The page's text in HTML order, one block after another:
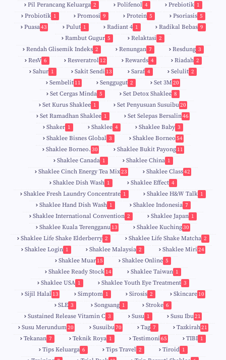
Pil Perancang Keluarga 2 Polifenol 4 Prebiotik 1
Probiotik 1 Promosi 9 Protein 5 Psoriasis 5
Puasa43 Pulut 1 Radiant 4 1 Radikal Bebas 9
Rambut Gugur 5 Relaktasi 2
Rendah Glisemik Indeks 2 Renungan 7 Resdung 3
ResV 6 Resveratrol 12 Rewards 4 Riadah 2
Sahur 1 Sakit Sendi 13 Saraf 4 Selulit 2
Sembelit 11 Senggugut 2 Set 3M20
Set Cergas Minda 5 Set Detox Shaklee 8
Set Kurus Shaklee 1 Set Penyusuan Susuibu20
Set Ramadhan Shaklee 1 Set Selepas Bersalin46
Shaker 1 Shaklee 4 Shaklee Baby 3
Shaklee Bisnes Global 3 Shaklee Borneo 54
Shaklee Borneo. 30 Shaklee Bukit Payong 11
Shaklee Canada 1 Shaklee China 1
Shaklee Cinch Energy Tea Mix23 Shaklee Class42
Shaklee Dish Wash 1 Shaklee Effect 4
Shaklee Fresh Laundry Concentrate 1 Shaklee H&W Talk 1
Shaklee Hand Dish Wash 1 Shaklee Indonesia 7
Shaklee International Convention 2 Shaklee Japan 1
Shaklee Kuala Terengganu 13
Shaklee Kuching30
Shaklee Life Shake Elderberry 2 Shaklee Life Shake Matcha 2
Shaklee Login 1 Shaklee Malaysia 2 Shaklee Miri 24
Shaklee Muar 15
8
Shaklee Online 5
Shaklee Ready Stock 14 Shaklee Taiwan 1
Shaklee USA 1 Shaklee Youth Eye Treatment 3
Sijil Halal 13 Simptom 1 Sirosis 2 Skincare 10
SLE 3 Songsang 1 Stroke 6
Sustained Release Vitamin C 3 Susu 1 Susu Ibu21
0
Susu Merundum20
Susuibu70 Tag 7 Tazkirah21
7
Tekanan 7 Teknik Roya 1 Testimoni 65
5
TIBI 1
Tips Keluarga 6 Tips Travel 2 Tiroid 1